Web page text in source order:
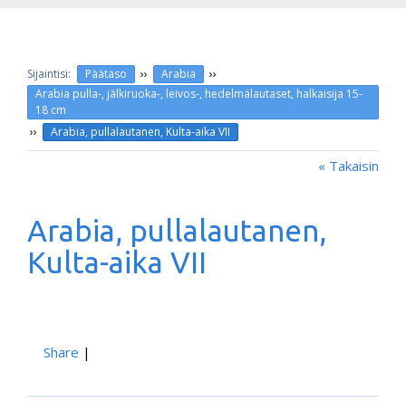
Päätaso ›› Arabia ››
Arabia pulla-, jälkiruoka-, leivos-, hedelmälautaset, halkaisija 15-
18 cm
›› Arabia, pullalautanen, Kulta-aika VII
« Takaisin
Arabia, pullalautanen,
Kulta-aika VII
Share |